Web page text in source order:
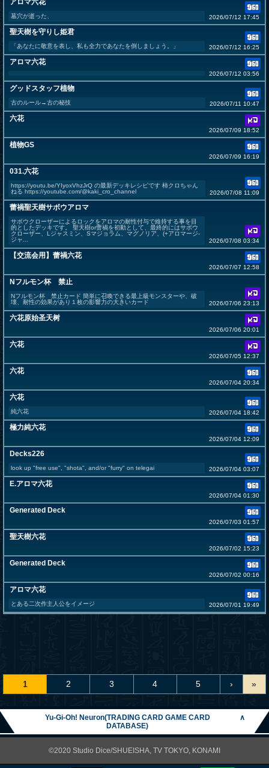
アロマ六花
墓穴が逝った、 2026/07/12 17:45
聖天樹を守りし姫君
「あなたに敬意を表し、私も全力であなたを倒しましょう。」 2026/07/12 16:25
アロマ六花
2026/07/12 03:56
グッドスタッフ植物
古のルール→古の秘技 2026/07/11 10:47
六花
2026/07/09 18:52
植物GS
2026/07/09 16:19
031.六花
https://youtu.be/YIyoxVhzJrQ の最新デッキレシピです 柿クロちゃん
ねる https://youtube.com/@kaki_cro_channel
2026/07/08 11:09
蕾禍聖天樹サボウアロマ
サボウクローザーによるロックをアロマの耐性付与で維持する事を目
的としたデッキです。 聖天樹or蕾禍を初動として、最終的にはサボウ
クローザー、Lジャスミン、Sマジョラム、マグノリア、(+アロマージ-
ジャ...
2026/07/08 03:34
【交流会用】蕾禍六花
2026/07/07 12:58
Nフルモン杯 禁止
Nフルモン杯 禁止カード 簡単に召喚できる最上級モンスターや、破
壊、耐性の効果があり１枚の影響力の大きいカード
2026/07/06 23:13
六花原始圣天树
2026/07/06 20:01
六花
2026/07/05 12:37
六花
2026/07/04 20:34
六花
純六花 2026/07/04 18:42
極力純六花
2026/07/04 12:09
Decks226
look up "free use", "shota", and/or "furry" on telegai 2026/07/04 03:07
E.アロマ六花
2026/07/04 01:30
Generated Deck
2026/07/03 01:57
聖天樹六花
2026/07/02 15:23
Generated Deck
2026/07/02 00:16
アロマ六花
とある二次作主人公をイメージ 2026/07/01 19:49
1 2 3 4 5 › »
Yu-Gi-Oh! Neuron(TRADING CARD GAME CARD
DATABASE)
∧
©2020 Studio Dice/SHUEISHA, TV TOKYO, KONAMI